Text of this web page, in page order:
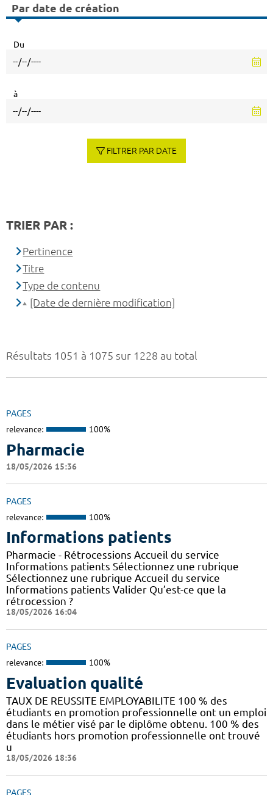
Résultats 1051 à 1075 sur 1228 au total
PAGES
relevance: 100%
Pharmacie
18/05/2026 15:36
PAGES
relevance: 100%
Informations patients
Pharmacie - Rétrocessions Accueil du service
Informations patients Sélectionnez une rubrique
Sélectionnez une rubrique Accueil du service
Informations patients Valider Qu’est-ce que la
rétrocession ?
18/05/2026 16:04
PAGES
relevance: 100%
Evaluation qualité
TAUX DE REUSSITE EMPLOYABILITE 100 % des
étudiants en promotion professionnelle ont un emploi
dans le métier visé par le diplôme obtenu. 100 % des
étudiants hors promotion professionnelle ont trouvé
u
18/05/2026 18:36
PAGES
Par date de création
Du
à
FILTRER PAR DATE
TRIER PAR :
Pertinence
Titre
Type de contenu
[Date de dernière modification]